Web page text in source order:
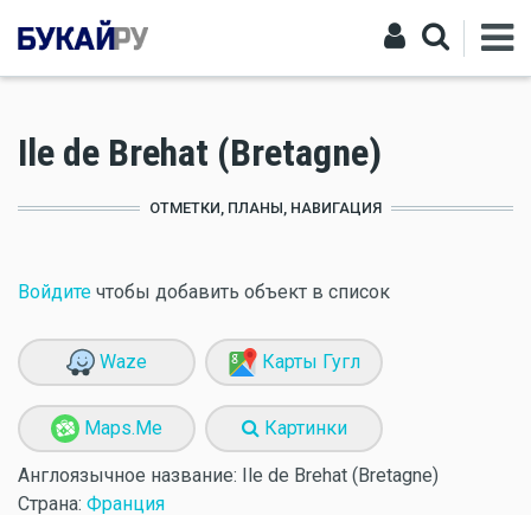
Ile de Brehat (Bretagne)
ОТМЕТКИ, ПЛАНЫ, НАВИГАЦИЯ
Войдите чтобы добавить объект в список
Waze Карты Гугл
Maps.Me Картинки
Англоязычное название: Ile de Brehat (Bretagne)
Страна: Франция